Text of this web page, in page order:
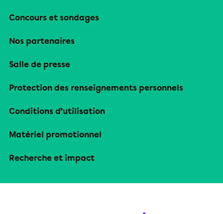
Concours et sondages
Nos partenaires
Salle de presse
Protection des renseignements personnels
Conditions d’utilisation
Matériel promotionnel
Recherche et impact